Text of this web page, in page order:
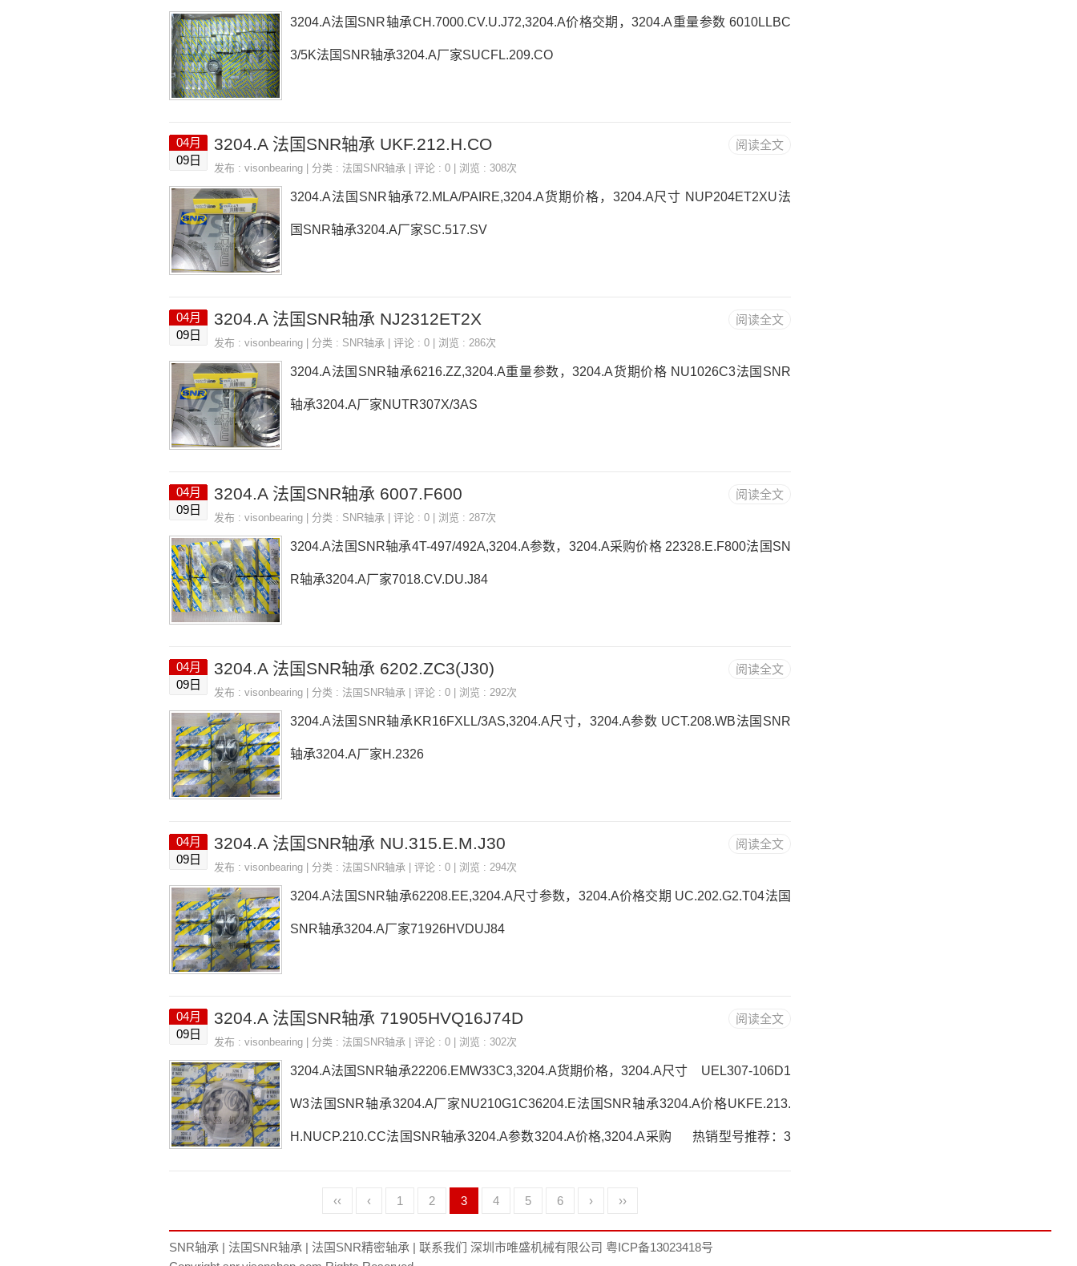
3204.A法国SNR轴承CH.7000.CV.U.J72,3204.A价格交期，3204.A重量参数 6010LLBC
3/5K法国SNR轴承3204.A厂家SUCFL.209.CO
阅读全文
04月
09日
3204.A 法国SNR轴承 UKF.212.H.CO
发布 : visonbearing | 分类 : 法国SNR轴承 | 评论 : 0 | 浏览 : 308次
3204.A法国SNR轴承72.MLA/PAIRE,3204.A货期价格，3204.A尺寸 NUP204ET2XU法
国SNR轴承3204.A厂家SC.517.SV
阅读全文
04月
09日
3204.A 法国SNR轴承 NJ2312ET2X
发布 : visonbearing | 分类 : SNR轴承 | 评论 : 0 | 浏览 : 286次
3204.A法国SNR轴承6216.ZZ,3204.A重量参数，3204.A货期价格 NU1026C3法国SNR
轴承3204.A厂家NUTR307X/3AS
阅读全文
04月
09日
3204.A 法国SNR轴承 6007.F600
发布 : visonbearing | 分类 : SNR轴承 | 评论 : 0 | 浏览 : 287次
3204.A法国SNR轴承4T-497/492A,3204.A参数，3204.A采购价格 22328.E.F800法国SN
R轴承3204.A厂家7018.CV.DU.J84
阅读全文
04月
09日
3204.A 法国SNR轴承 6202.ZC3(J30)
发布 : visonbearing | 分类 : 法国SNR轴承 | 评论 : 0 | 浏览 : 292次
3204.A法国SNR轴承KR16FXLL/3AS,3204.A尺寸，3204.A参数 UCT.208.WB法国SNR
轴承3204.A厂家H.2326
阅读全文
04月
09日
3204.A 法国SNR轴承 NU.315.E.M.J30
发布 : visonbearing | 分类 : 法国SNR轴承 | 评论 : 0 | 浏览 : 294次
3204.A法国SNR轴承62208.EE,3204.A尺寸参数，3204.A价格交期 UC.202.G2.T04法国
SNR轴承3204.A厂家71926HVDUJ84
阅读全文
04月
09日
3204.A 法国SNR轴承 71905HVQ16J74D
发布 : visonbearing | 分类 : 法国SNR轴承 | 评论 : 0 | 浏览 : 302次
3204.A法国SNR轴承22206.EMW33C3,3204.A货期价格，3204.A尺寸 UEL307-106D1
W3法国SNR轴承3204.A厂家NU210G1C36204.E法国SNR轴承3204.A价格UKFE.213.
H.NUCP.210.CC法国SNR轴承3204.A参数3204.A价格,3204.A采购 热销型号推荐：3
格,3204.A采购SUCP212法国SNR轴承3204.A厂家，5318SC3法国SNR轴承320
‹‹ ‹ 1 2 3 4 5 6 › ››
SNR轴承 | 法国SNR轴承 | 法国SNR精密轴承 | 联系我们 深圳市唯盛机械有限公司 粤ICP备13023418号